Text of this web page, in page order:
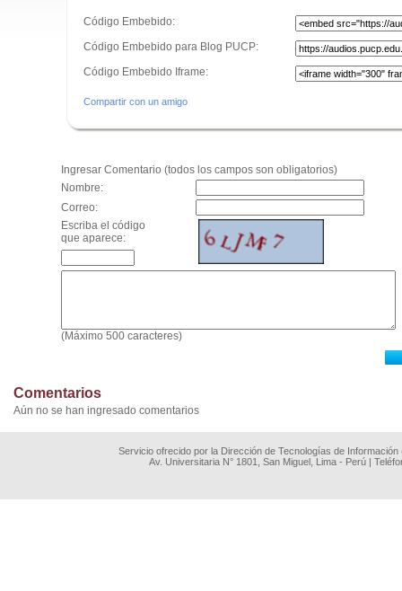
Código Embebido:
Código Embebido para Blog PUCP:
Código Embebido Iframe:
Compartir con un amigo
Ingresar Comentario (todos los campos son obligatorios)
Nombre:
Correo:
Escriba el código
que aparece:
(Máximo 500 caracteres)
Comentarios
Aún no se han ingresado comentarios
Servicio ofrecido por la Dirección de Tecnologías de
Av. Universitaria N° 1801, San Miguel, Lima - Perú |